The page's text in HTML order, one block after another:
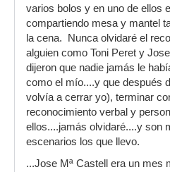
varios bolos y en uno de ellos
compartiendo mesa y mantel
la cena. Nunca olvidaré el
alguien como Toni Peret y
dijeron que nadie jamás le
como el mío....y que después
volvía a cerrar yo), terminar
reconocimiento verbal y
ellos....jamás olvidaré....y son
escenarios los que llevo.
...Jose Mª Castell era un mes